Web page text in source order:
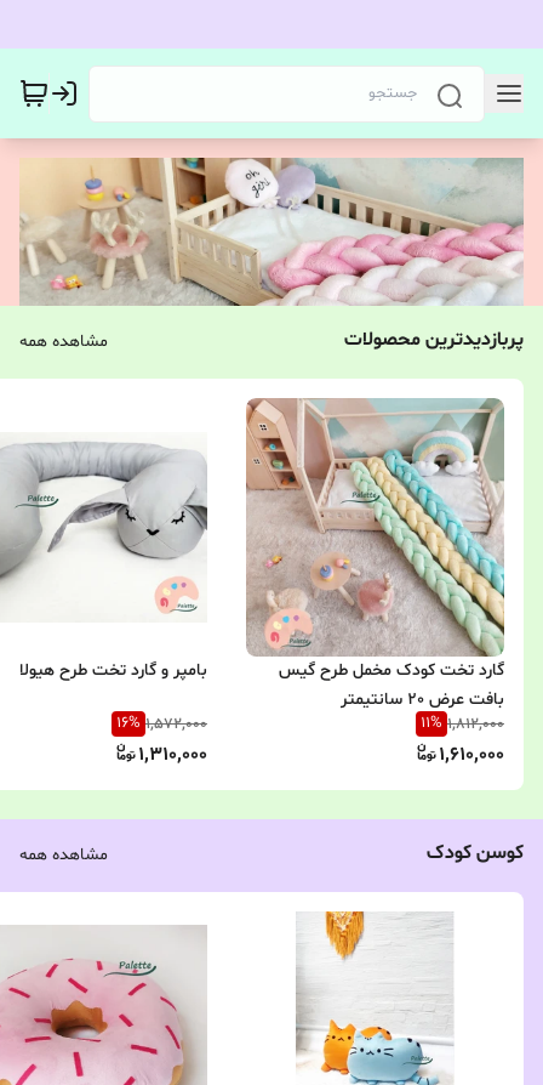
پربازدیدترین محصولات مشاهده همه
گارد تخت کودک مخمل طرح گیس
بافت عرض 20 سانتیمتر
1,812,000
11%
1,610,000
بامپر و گارد تخت طرح هیولا
1,572,000
16%
1,310,000
کوسن کودک مشاهده همه